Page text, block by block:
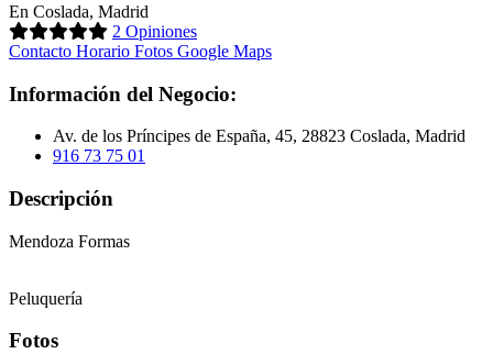
En Coslada, Madrid
2 Opiniones
Contacto Horario Fotos Google Maps
Información del Negocio:
Av. de los Príncipes de España, 45, 28823 Coslada, Madrid
916 73 75 01
Descripción
Mendoza Formas
Peluquería
Fotos